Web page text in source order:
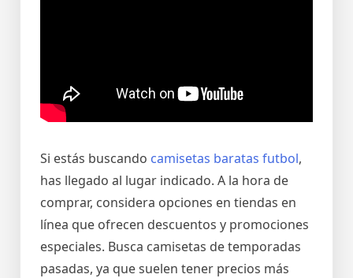
Si estás buscando camisetas baratas futbol,
has llegado al lugar indicado. A la hora de
comprar, considera opciones en tiendas en
línea que ofrecen descuentos y promociones
especiales. Busca camisetas de temporadas
pasadas, ya que suelen tener precios más